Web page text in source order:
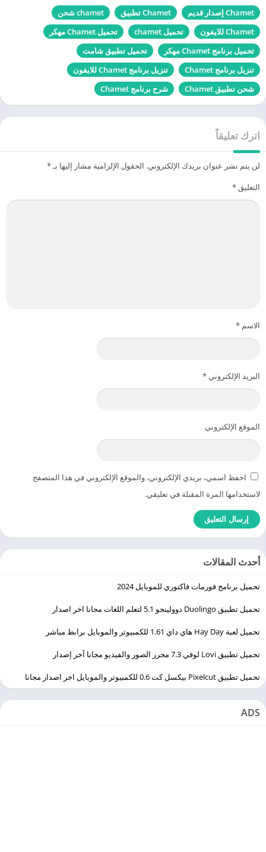
Chamet إصدار قديم Chamet تطبيق
chamet شحن
Chamet للايفون
تحميل chamet
تحميل Chamet مهكر
تحميل برنامج Chamet مهكر
تحميل تطبيق شامت
تنزيل برنامج Chamet
تنزيل برنامج Chamet للايفون
شحن تطبيق Chamet
شرح برنامج Chamet
اترك تعليقاً
لن يتم نشر عنوان بريدك الإلكتروني. الحقول الإلزامية مشار إليها بـ*
التعليق*
الاسم *
البريد الإلكتروني *
الموقع الإلكتروني
احفظ اسمي، بريدي الإلكتروني، والموقع الإلكتروني في هذا المتصفح
لاستخدامها المرة المقبلة في تعليقي.
أحدث المقالات
تحميل برنامج فورمات فاكتوري للموبايل 2024
تحميل تطبيق Duolingo ‏دوولينجو 5.1 لتعلم اللغات مجانا اخر اصدار
تحميل لعبة Hay Day هاي داي 1.61 للكمبيوتر والموبايل برابط مباشر
تحميل تطبيق Lovi لوفي 7.3 محرر الصور والفيديو مجانا آخر إصدار
تحميل تطبيق Pixelcut بيكسل كت 0.6 للكمبيوتر والموبايل اخر اصدار مجانا
ADS